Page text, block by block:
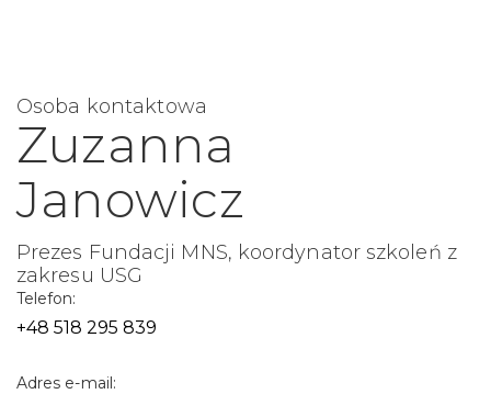
Osoba kontaktowa
Zuzanna
Janowicz
Prezes Fundacji MNS, koordynator szkoleń z
zakresu USG
Telefon:
+48 518 295 839
Adres e-mail: